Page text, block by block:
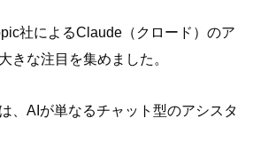
社によるClaude（クロード）のア
きな注目を集めました。
、AIが単なるチャット型のアシスタ